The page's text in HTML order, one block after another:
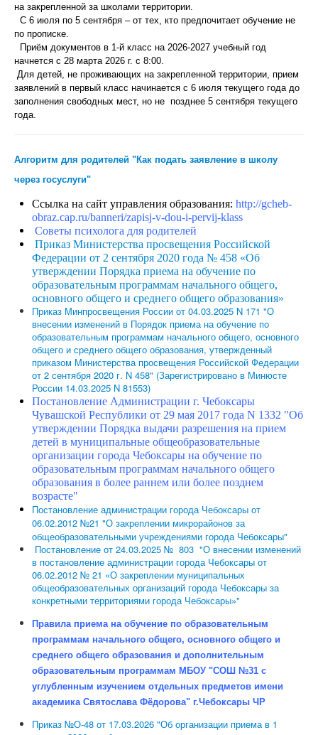
на закрепленной за школами территории.
С 6 июля по 5 сентября – от тех, кто предпочитает обучение не
по прописке.
Приём документов в 1-й класс на 2026-2027 учебный год
начнется с 28 марта 2026 г. с 8:00.
Для детей, не проживающих на закрепленной территории, прием
заявлений в первый класс начинается с 6 июля текущего года до
заполнения свободных мест, но не позднее 5 сентября текущего
года.
Алгоритм для родителей "Как подать заявление в школу
через госуслуги"
Ссылка на сайт управления образования: http://gcheb-
obraz.cap.ru/banneri/zapisj-v-dou-i-pervij-klass
Советы психолога для родителей
Приказ Министерства просвещения Российской
Федерации от 2 сентября 2020 года № 458 «Об
утверждении Порядка приема на обучение по
образовательным программам начального общего,
основного общего и среднего общего образования»
Приказ Минпросвещения России от 04.03.2025 N 171 "О
внесении изменений в Порядок приема на обучение по
образовательным программам начального общего, основного
общего и среднего общего образования, утвержденный
приказом Министерства просвещения Российской Федерации
от 2 сентября 2020 г. N 458" (Зарегистрировано в Минюсте
России 14.03.2025 N 81553)
Постановление Администрации г. Чебоксары
Чувашской Республики от 29 мая 2017 года N 1332 "Об
утверждении Порядка выдачи разрешения на прием
детей в муниципальные общеобразовательные
организации города Чебоксары на обучение по
образовательным программам начального общего
образования в более раннем или более позднем
возрасте"
Постановление администрации города Чебоксары от
06.02.2012 №21 "О закреплении микрорайонов за
общеобразовательными учреждениями города Чебоксары"
Постановление от 24.03.2025 № 803 "О внесении изменений
в постановление администрации города Чебоксары от
06.02.2012 № 21 «О закреплении муниципальных
общеобразовательных организаций города Чебоксары за
конкретными территориями города Чебоксары»"
Правила приема на обучение по образовательным
программам начального общего, основного общего и
среднего общего образования и дополнительным
образовательным программам МБОУ "СОШ №31 с
углубленным изучением отдельных предметов имени
академика Святослава Фёдорова" г.Чебоксары ЧР
Приказ №О-48 от 17.03.2026 "Об организации приема в 1